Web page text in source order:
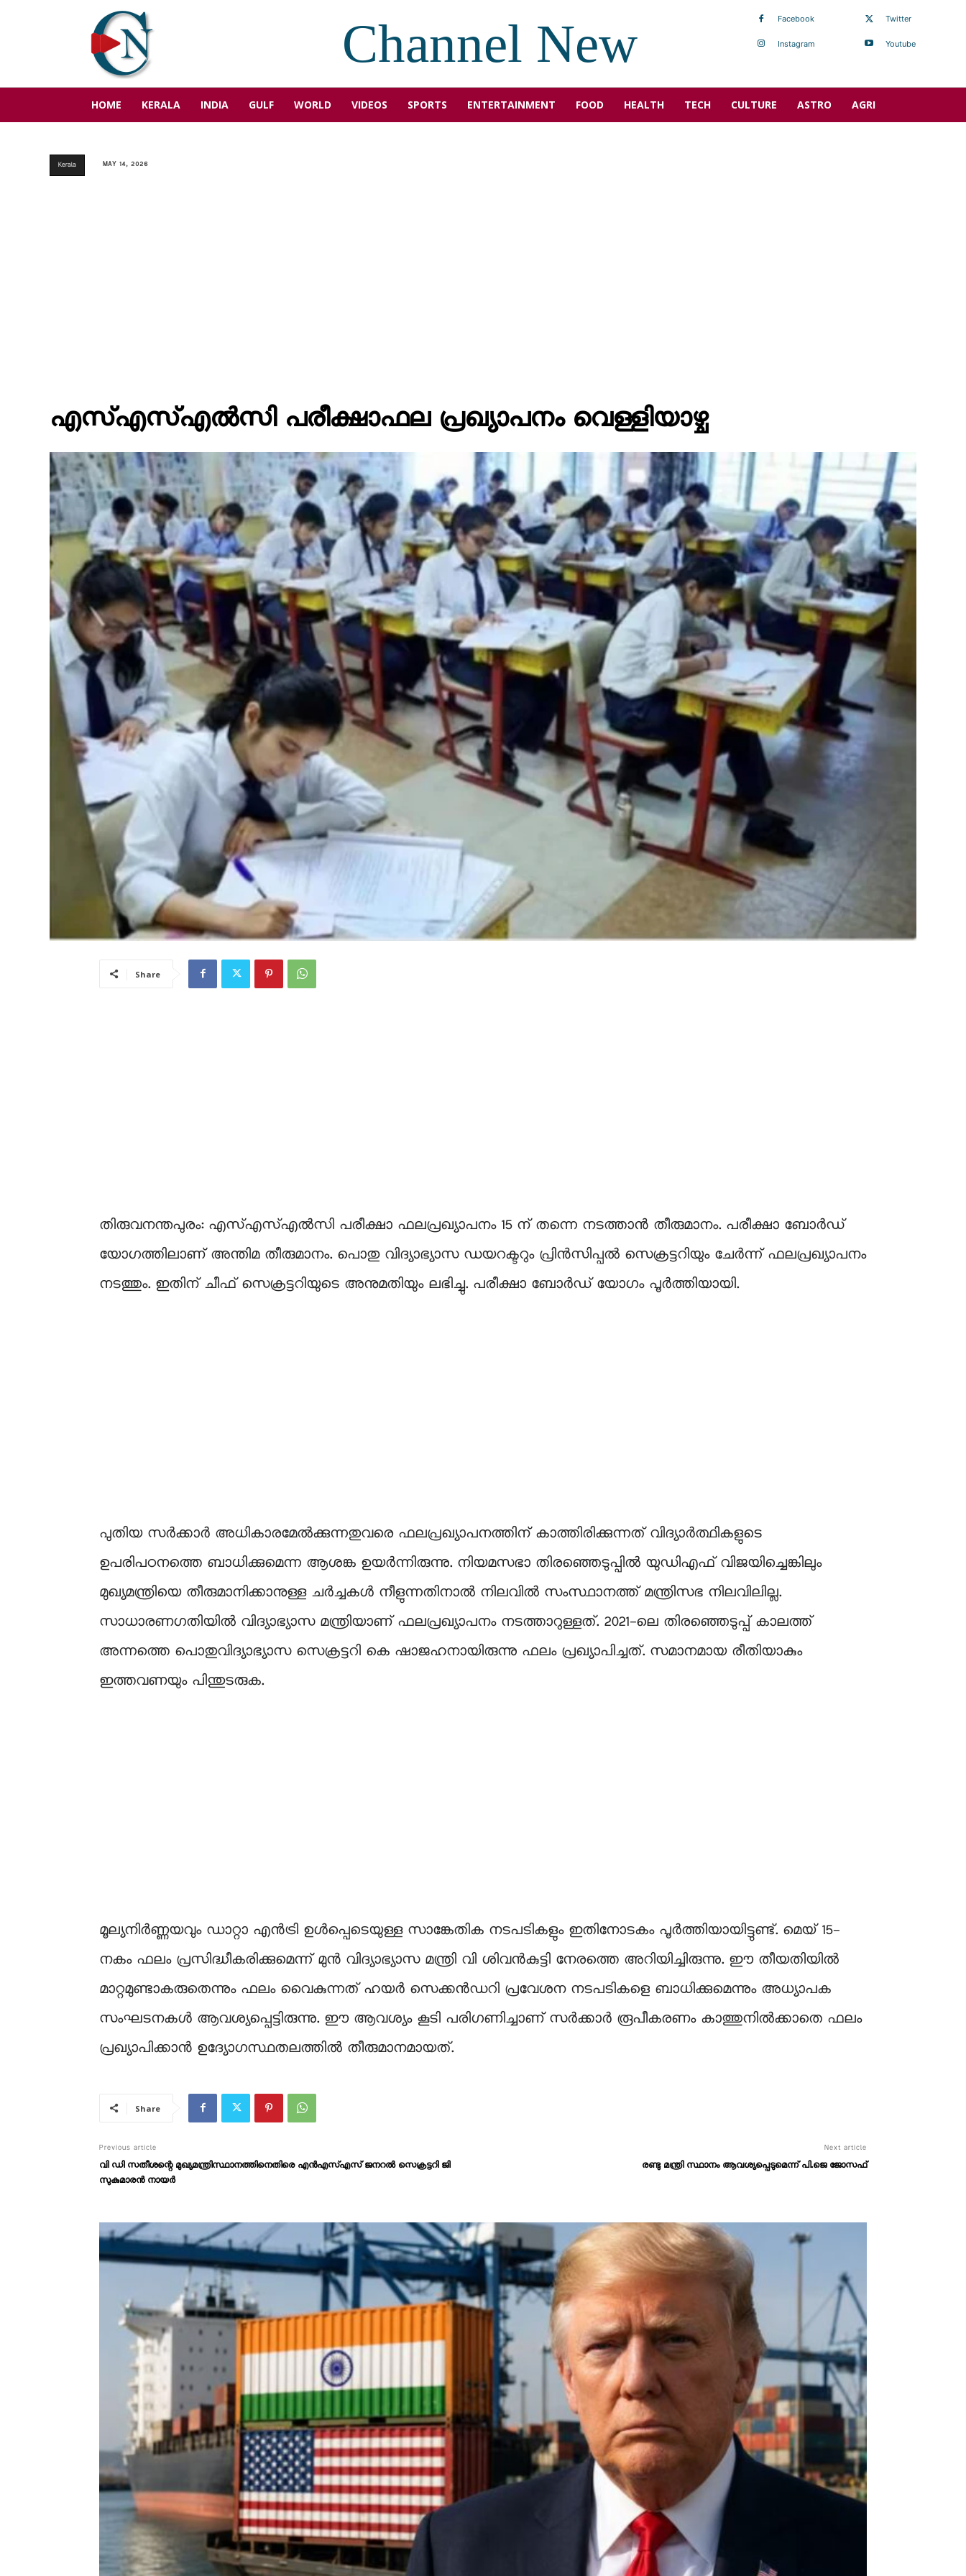
Channel New Facebook
Instagram
Twitter
Youtube
HOME KERALA INDIA GULF WORLD VIDEOS SPORTS ENTERTAINMENT FOOD HEALTH TECH CULTURE ASTRO AGRI
Kerala MAY 14, 2026
എസ്എസ്എൽസി പരീക്ഷാഫല പ്രഖ്യാപനം വെള്ളിയാഴ്ച
Share
തിരുവനന്തപുരം: എസ്എസ്എൽസി പരീക്ഷാ ഫലപ്രഖ്യാപനം 15 ന് തന്നെ നടത്താൻ തീരുമാനം. പരീക്ഷാ ബോർഡ്
യോഗത്തിലാണ് അന്തിമ തീരുമാനം. പൊതു വിദ്യാഭ്യാസ ഡയറക്ടറും പ്രിൻസിപ്പൽ സെക്രട്ടറിയും ചേർന്ന് ഫലപ്രഖ്യാപനം
നടത്തും. ഇതിന് ചീഫ് സെക്രട്ടറിയുടെ അനുമതിയും ലഭിച്ചു. പരീക്ഷാ ബോർഡ് യോഗം പൂർത്തിയായി.
പുതിയ സർക്കാർ അധികാരമേൽക്കുന്നതുവരെ ഫലപ്രഖ്യാപനത്തിന് കാത്തിരിക്കുന്നത് വിദ്യാർത്ഥികളുടെ
ഉപരിപഠനത്തെ ബാധിക്കുമെന്ന ആശങ്ക ഉയർന്നിരുന്നു. നിയമസഭാ തിരഞ്ഞെടുപ്പിൽ യുഡിഎഫ് വിജയിച്ചെങ്കിലും
മുഖ്യമന്ത്രിയെ തീരുമാനിക്കാനുള്ള ചർച്ചകൾ നീളുന്നതിനാൽ നിലവിൽ സംസ്ഥാനത്ത് മന്ത്രിസഭ നിലവിലില്ല.
സാധാരണഗതിയിൽ വിദ്യാഭ്യാസ മന്ത്രിയാണ് ഫലപ്രഖ്യാപനം നടത്താറുള്ളത്. 2021-ലെ തിരഞ്ഞെടുപ്പ് കാലത്ത്
അന്നത്തെ പൊതുവിദ്യാഭ്യാസ സെക്രട്ടറി കെ ഷാജഹനായിരുന്നു ഫലം പ്രഖ്യാപിച്ചത്. സമാനമായ രീതിയാകും
ഇത്തവണയും പിന്തുടരുക.
മൂല്യനിർണ്ണയവും ഡാറ്റാ എൻട്രി ഉൾപ്പെടെയുള്ള സാങ്കേതിക നടപടികളും ഇതിനോടകം പൂർത്തിയായിട്ടുണ്ട്. മെയ് 15-
നകം ഫലം പ്രസിദ്ധീകരിക്കുമെന്ന് മുൻ വിദ്യാഭ്യാസ മന്ത്രി വി ശിവൻകുട്ടി നേരത്തെ അറിയിച്ചിരുന്നു. ഈ തീയതിയിൽ
മാറ്റമുണ്ടാകരുതെന്നും ഫലം വൈകുന്നത് ഹയർ സെക്കൻഡറി പ്രവേശന നടപടികളെ ബാധിക്കുമെന്നും അധ്യാപക
സംഘടനകൾ ആവശ്യപ്പെട്ടിരുന്നു. ഈ ആവശ്യം കൂടി പരിഗണിച്ചാണ് സർക്കാർ രൂപീകരണം കാത്തുനിൽക്കാതെ ഫലം
പ്രഖ്യാപിക്കാൻ ഉദ്യോഗസ്ഥതലത്തിൽ തീരുമാനമായത്.
Share
Previous article
വി ഡി സതീശന്റെ മുഖ്യമന്ത്രിസ്ഥാനത്തിനെതിരെ എൻഎസ്എസ് ജനറൽ സെക്രട്ടറി ജി
സുകുമാരൻ നായർ
Next article
രണ്ടു മന്ത്രി സ്ഥാനം ആവശ്യപ്പെടുമെന്ന് പി.ജെ ജോസഫ്